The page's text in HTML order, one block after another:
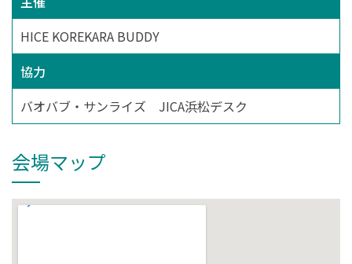
HICE KOREKARA BUDDY
協力
バオバブ・サンライズ JICA浜松デスク
会場マップ